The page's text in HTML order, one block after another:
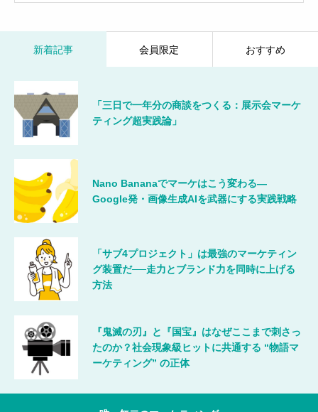
新着記事 会員限定 おすすめ
「三日で一年分の商談をつくる：展示会マーケ
ティング超実践論」
Nano Bananaでマーケはこう変わる―
Google発・画像生成AIを武器にする実践戦略
「サブ4プロジェクト」は最強のマーケティン
グ装置だ──走力とブランド力を同時に上げる
方法
『鬼滅の刃』と『国宝』はなぜここまで刺さっ
たのか？社会現象級ヒットに共通する “物語マ
ーケティング” の正体